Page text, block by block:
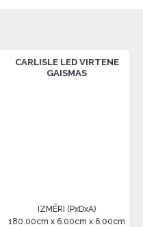
LED VIRTENE
(PxDxA)
6.00cm x 6.00cm
CEPURU